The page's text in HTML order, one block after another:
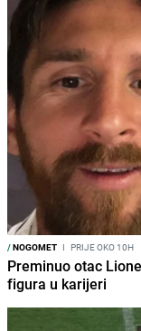
/NOGOMET I PRIJE OKO 10H
Preminuo otac
figura u karijeri